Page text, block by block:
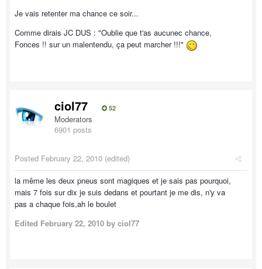
Je vais retenter ma chance ce soir...
Comme dirais JC DUS : "Oublie que t'as aucunec chance,
Fonces !! sur un malentendu, ça peut marcher !!!"
ciol77 52
Moderators
6901 posts
Posted February 22, 2010 (edited)
la même les deux pneus sont magiques et je sais pas pourquoi,
mais 7 fois sur dix je suis dedans et pourtant je me dis, n'y va
pas a chaque fois,ah le boulet
Edited February 22, 2010 by ciol77